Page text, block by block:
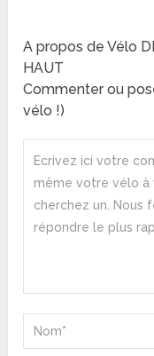
A propos de Vélo
HAUT
Commenter ou
vélo !)